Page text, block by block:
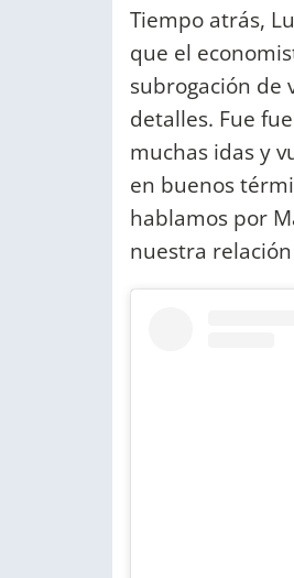
Tiempo atrás,
que el
subrogación de
detalles. Fue
muchas idas y
en buenos
hablamos por
nuestra